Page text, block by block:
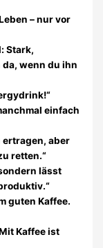
– nur vor
Stark,
wenn du ihn
einfach
ertragen, aber
retten.“
lässt
guten Kaffee.
Kaffee ist